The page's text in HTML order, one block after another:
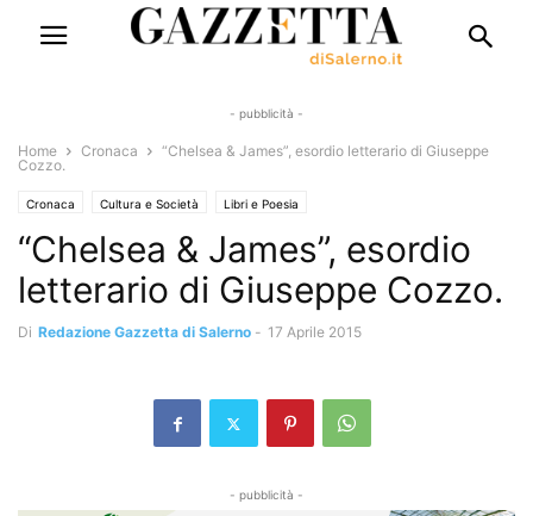
- pubblicità -
Home Cronaca
“Chelsea & James”, esordio letterario di Giuseppe
Cozzo.
Cronaca Cultura e Società Libri e Poesia
“Chelsea & James”, esordio
letterario di Giuseppe Cozzo.
Di Redazione Gazzetta di Salerno - 17 Aprile 2015
- pubblicità -